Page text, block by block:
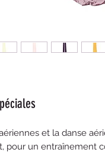
et la danse
pour un entraînement